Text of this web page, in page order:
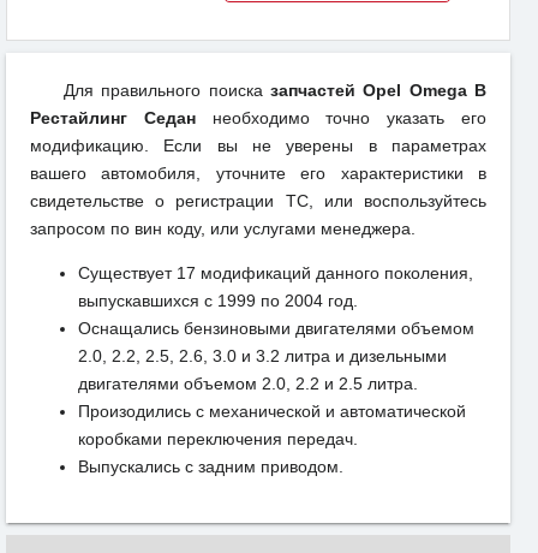
Для правильного поиска запчастей Opel Omega B
Рестайлинг Седаннеобходимо точно указать его
модификацию. Если вы не уверены в параметрах
вашего автомобиля, уточните его характеристики в
свидетельстве о регистрации ТС, или воспользуйтесь
запросом по вин коду, или услугами менеджера.
Существует 17 модификаций данного поколения,
выпускавшихся с 1999 по 2004 год.
Оснащались бензиновыми двигателями объемом
2.0, 2.2, 2.5, 2.6, 3.0 и 3.2 литра и дизельными
двигателями объемом 2.0, 2.2 и 2.5 литра.
Произодились с механической и автоматической
коробками переключения передач.
Выпускались с задним приводом.